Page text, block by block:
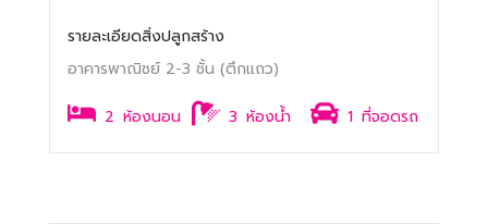
รายละเอียดสิ่งปลูกสร้าง
อาคารพาณิชย์ 2-3 ชั้น (ตึกแถว)
2 ห้องนอน 3 ห้องน้ำ 1 ที่จอดรถ